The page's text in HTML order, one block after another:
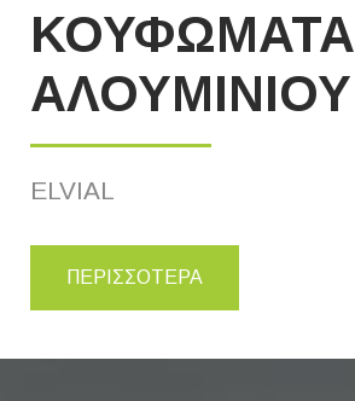
ΚΟΥΦΩΜΑΤΑ
ΑΛΟΥΜΙΝΙΟΥ
ELVIAL
ΠΕΡΙΣΣΟΤΕΡΑ